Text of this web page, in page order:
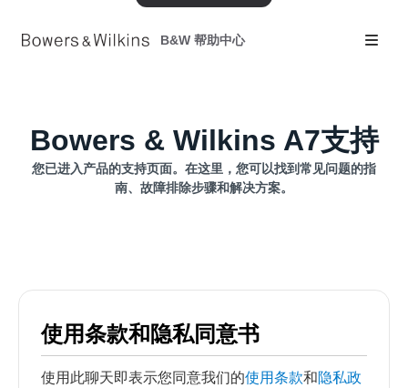
B&W 帮助中心
Bowers & Wilkins A7支持
您已进入产品的支持页面。在这里，您可以找到常见问题的指
南、故障排除步骤和解决方案。
使用条款和隐私同意书
使用此聊天即表示您同意我们的使用条款和隐私政